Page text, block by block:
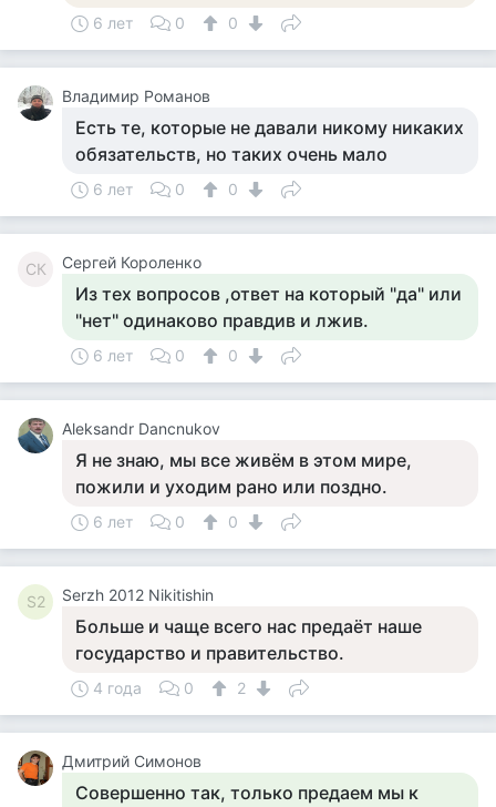
6 лет 0 0
Владимир Романов
Есть те, которые не давали никому никаких
обязательств, но таких очень мало
6 лет 0 0
СК Сергей Короленко
Из тех вопросов ,ответ на который "да" или
"нет" одинаково правдив и лжив.
6 лет 0 0
Aleksandr Dancnukov
Я не знаю, мы все живём в этом мире,
пожили и уходим рано или поздно.
6 лет 0 0
S2 Serzh 2012 Nikitishin
Больше и чаще всего нас предаёт наше
государство и правительство.
4 года 0 2
Дмитрий Симонов
Совершенно так, только предаем мы к